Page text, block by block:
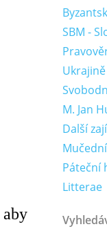
SBM -
Ukrajině
M. Jan
Další
Páteční
Litterae